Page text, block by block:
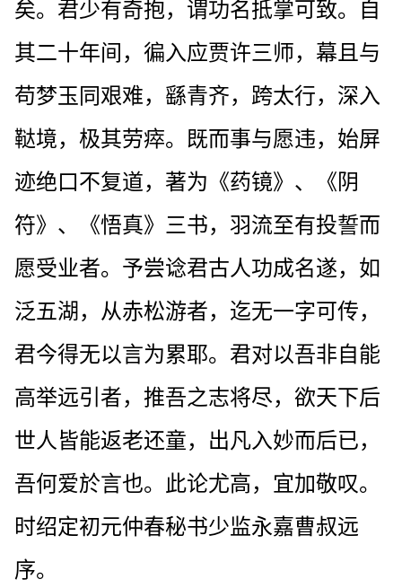
矣。君少有奇抱，谓功名抵掌可致。自
其二十年间，徧入应贾许三师，幕且与
苟梦玉同艰难，繇青齐，跨太行，深入
鞑境，极其劳瘁。既而事与愿违，始屏
迹绝口不复道，著为《药镜》、《阴
符》、《悟真》三书，羽流至有投誓而
愿受业者。予尝谂君古人功成名遂，如
泛五湖，从赤松游者，迄无一字可传，
君今得无以言为累耶。君对以吾非自能
高举远引者，推吾之志将尽，欲天下后
世人皆能返老还童，出凡入妙而后已，
吾何爱於言也。此论尤高，宜加敬叹。
时绍定初元仲春秘书少监永嘉曹叔远
序。